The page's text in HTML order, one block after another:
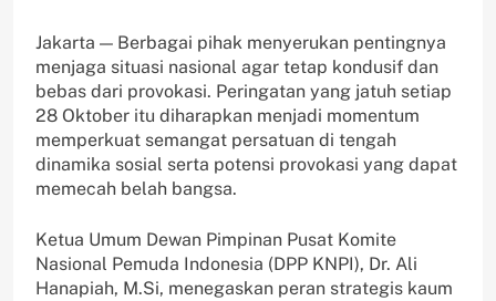
Jakarta — Berbagai pihak menyerukan pentingnya
menjaga situasi nasional agar tetap kondusif dan
bebas dari provokasi. Peringatan yang jatuh setiap
28 Oktober itu diharapkan menjadi momentum
memperkuat semangat persatuan di tengah
dinamika sosial serta potensi provokasi yang dapat
memecah belah bangsa.
Ketua Umum Dewan Pimpinan Pusat Komite
Nasional Pemuda Indonesia (DPP KNPI), Dr. Ali
Hanapiah, M.Si, menegaskan peran strategis kaum